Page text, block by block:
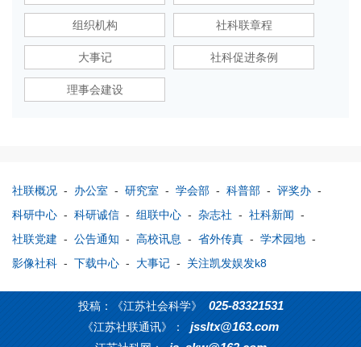
组织机构 社科联章程
大事记 社科促进条例
理事会建设
社联概况 - 办公室 - 研究室 - 学会部 - 科普部 - 评奖办 -
科研中心 - 科研诚信 - 组联中心 - 杂志社 - 社科新闻 -
社联党建 - 公告通知 - 高校讯息 - 省外传真 - 学术园地 -
影像社科 - 下载中心 - 大事记 - 关注凯发娱发k8
投稿：《江苏社会科学》 025-83321531
《江苏社联通讯》： jssltx@163.com